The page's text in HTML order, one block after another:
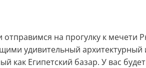
на прогулку к мечети
удивительный архитектурный
как Египетский базар. У вас